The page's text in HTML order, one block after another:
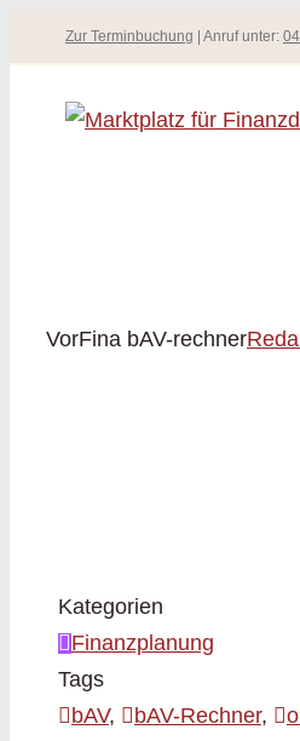
Inhalt
springen
Zur Terminbuchung | Anruf unter:
VorFina bAV-rechner
Kategorien
Finanzplanung
Tags
bAV, bAV-Rechner,